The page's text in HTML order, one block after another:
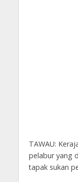
TAWAU:
pelabur yang
tapak sukan